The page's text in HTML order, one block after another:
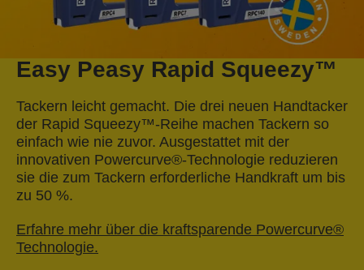
Easy Peasy Rapid Squeezy™
Tackern leicht gemacht. Die drei neuen Handtacker
der Rapid Squeezy™-Reihe machen Tackern so
einfach wie nie zuvor. Ausgestattet mit der
innovativen Powercurve®-Technologie reduzieren
sie die zum Tackern erforderliche Handkraft um bis
zu 50 %.
Erfahre mehr über die kraftsparende Powercurve®
Technologie.